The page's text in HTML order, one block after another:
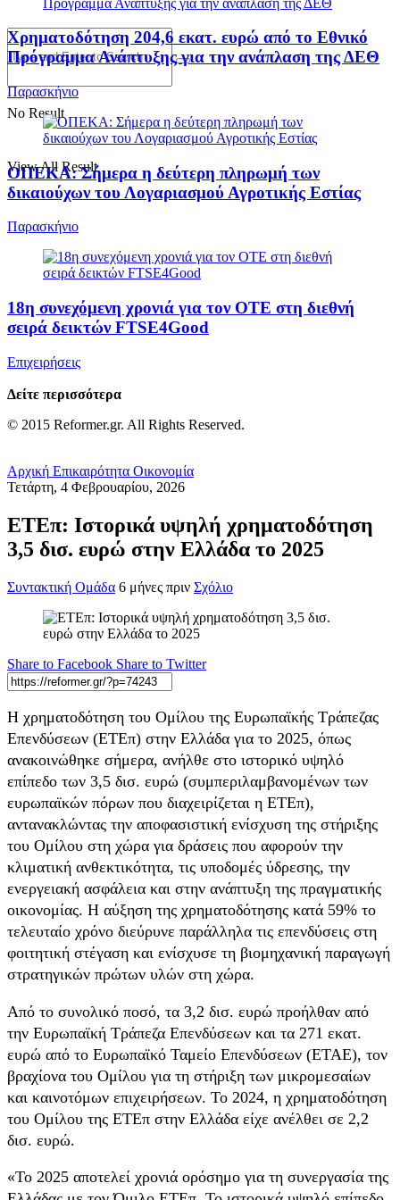
No Result
View All Result
Χρηματοδότηση 204,6 εκατ. ευρώ από το Εθνικό
Πρόγραμμα Ανάπτυξης για την ανάπλαση της ΔΕΘ
Παρασκήνιο
ΟΠΕΚΑ: Σήμερα η δεύτερη πληρωμή των
δικαιούχων του Λογαριασμού Αγροτικής Εστίας
Παρασκήνιο
18η συνεχόμενη χρονιά για τον ΟΤΕ στη διεθνή
σειρά δεικτών FTSE4Good
Επιχειρήσεις
Δείτε περισσότερα
© 2015 Reformer.gr. All Rights Reserved.
Αρχική Επικαιρότητα Οικονομία
Τετάρτη, 4 Φεβρουαρίου, 2026
ΕΤΕπ: Ιστορικά υψηλή χρηματοδότηση
3,5 δισ. ευρώ στην Ελλάδα το 2025
Συντακτική Ομάδα 6 μήνες πριν Σχόλιο
Share to Facebook Share to Twitter
Η χρηματοδότηση του Ομίλου της Ευρωπαϊκής Τράπεζας
Επενδύσεων (ΕΤΕπ) στην Ελλάδα για το 2025, όπως
ανακοινώθηκε σήμερα, ανήλθε στο ιστορικό υψηλό
επίπεδο των 3,5 δισ. ευρώ (συμπεριλαμβανομένων των
ευρωπαϊκών πόρων που διαχειρίζεται η ΕΤΕπ),
αντανακλώντας την αποφασιστική ενίσχυση της στήριξης
του Ομίλου στη χώρα για δράσεις που αφορούν την
κλιματική ανθεκτικότητα, τις υποδομές ύδρεσης, την
ενεργειακή ασφάλεια και στην ανάπτυξη της πραγματικής
οικονομίας. Η αύξηση της χρηματοδότησης κατά 59% το
τελευταίο χρόνο διεύρυνε παράλληλα τις επενδύσεις στη
φοιτητική στέγαση και ενίσχυσε τη βιομηχανική παραγωγή
στρατηγικών πρώτων υλών στη χώρα.
Από το συνολικό ποσό, τα 3,2 δισ. ευρώ προήλθαν από
την Ευρωπαϊκή Τράπεζα Επενδύσεων και τα 271 εκατ.
ευρώ από το Ευρωπαϊκό Ταμείο Επενδύσεων (ΕΤΑΕ), τον
βραχίονα του Ομίλου για τη στήριξη των μικρομεσαίων
και καινοτόμων επιχειρήσεων. Το 2024, η χρηματοδότηση
του Ομίλου της ΕΤΕπ στην Ελλάδα είχε ανέλθει σε 2,2
δισ. ευρώ.
«Το 2025 αποτελεί χρονιά ορόσημο για τη συνεργασία της